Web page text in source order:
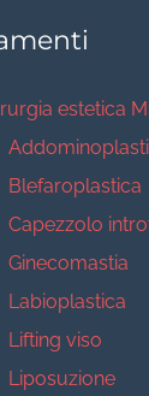
estetica
Blefaroplastica
Capezzolo
Ginecomastia
Labioplastica
Lifting viso
Liposuzione